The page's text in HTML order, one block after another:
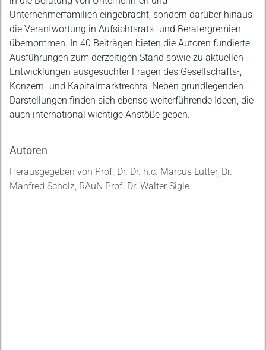
Unternehmerfamilien eingebracht, sondern darüber hinaus
die Verantwortung in Aufsichtsrats- und Beratergremien
übernommen. In 40 Beiträgen bieten die Autoren fundierte
Ausführungen zum derzeitigen Stand sowie zu aktuellen
Entwicklungen ausgesuchter Fragen des Gesellschafts-,
Konzern- und Kapitalmarktrechts. Neben grundlegenden
Darstellungen finden sich ebenso weiterführende Ideen, die
auch international wichtige Anstöße geben.
Autoren
Herausgegeben von Prof. Dr. Dr. h.c. Marcus Lutter, Dr.
Manfred Scholz, RAuN Prof. Dr. Walter Sigle.